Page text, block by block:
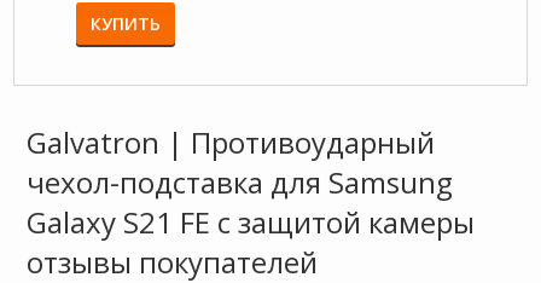
КУПИТЬ
Galvatron | Противоударный
чехол-подставка для Samsung
Galaxy S21 FE с защитой камеры
отзывы покупателей